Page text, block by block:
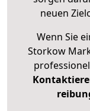
neuen
Wenn Sie
Storkow